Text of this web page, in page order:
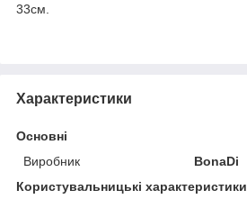
33см.
Характеристики
Основні
Виробник
BonaDi
Користувальницькі характеристики